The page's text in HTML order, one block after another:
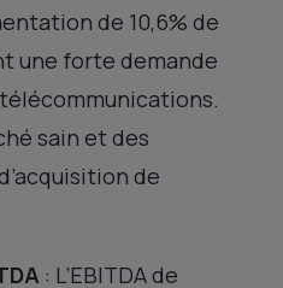
de 10,6% de
une forte demande
sain et des
de
: L’EBITDA de